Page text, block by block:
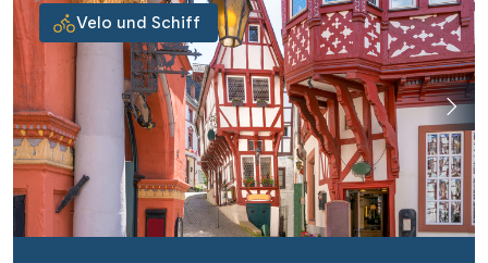
Velo und Schiff